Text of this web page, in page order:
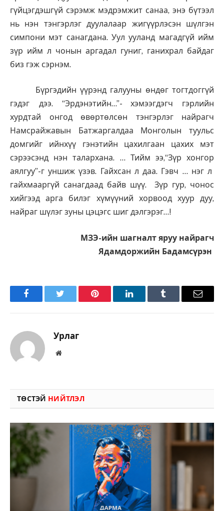
гүйцэгдэшгүй сэрэмж мэдрэмжит санаа, энэ бүтээл
нь нэн тэнгэрлэг дуулалаар жигүүрлэсэн шүлгэн
симпони мэт санагдана. Уул ууланд магадгүй ийм
зүр ийм л чонын аргадал гуниг, ганихрал байдаг
биз гэж сэрнэм.
Бүргэдийн үүрэнд галууны өндөг тогтдоггүй
гэдэг дээ. “Эрдэнэтийн…”- хэмээгдэгч гэрлийн
хурдтай онгод өвөртөлсөн тэнгэрлэг найрагч
Намсрайжавын Батжаргалдаа Монголын туульс
домгийг ийнхүү гэнэтийн цахилгаан цахих мэт
сэрээсэнд нэн талархана. … Тийм ээ,“Зүр хонгор
аялгуу”-г уншиж үзэв. Гайхсан л даа. Гэвч … нэг л
гайхмааргүй санагдаад байв шүү. Зүр гур, чонос
хийгээд арга билэг хүмүүний хорвоод хуур дуу,
найраг шүлэг зуны цэцэгс шиг дэлгэрэг…!
МЗЭ-ийн шагналт яруу найрагч
Ядамдоржийн Бадамсүрэн
FacebookTwitter Pinterest LinkedInTumblr Имэйл
Урлаг
Вэбсайт
ТӨСТЭЙ НИЙТЛЭЛ